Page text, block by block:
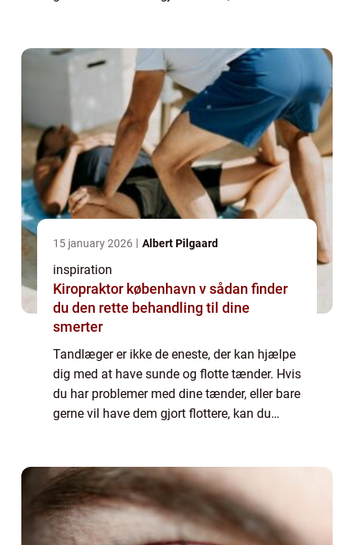
15 january 2026 Albert Pilgaard
inspiration
Kiropraktor københavn v sådan finder
du den rette behandling til dine
smerter
Tandlæger er ikke de eneste, der kan hjælpe
dig med at have sunde og flotte tænder. Hvis
du har problemer med dine tænder, eller bare
gerne vil have dem gjort flottere, kan du